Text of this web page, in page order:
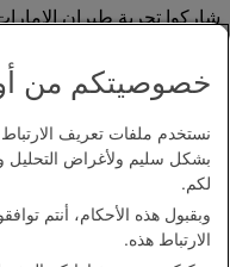
شاركوا تجربة طيران
بيان إمكانية الدخول
اتصل بنا
خصوصيتكم من
نستخدم ملفات تعريف
بشكل سليم ولأغراض التحليل
لكم.
وبقبول هذه الأحكام، أنتم
الارتباط هذه.